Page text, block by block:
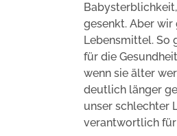
gesenkt. Aber wir
Lebensmittel. So
für die
wenn sie älter
deutlich länger
unser schlechter
verantwortlich für